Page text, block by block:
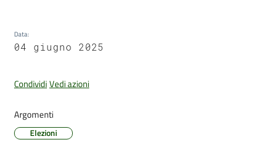
Tutti
gli
Seguici
su
Data:
04 giugno 2025
CondividiVedi azioni
Argomenti
Elezioni